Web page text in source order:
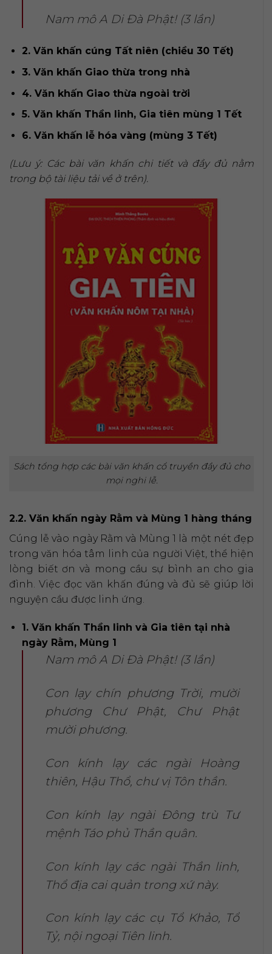
Nam mô A Di Đà Phật! (3 lần)
2. Văn khấn cúng Tất niên (chiều 30 Tết)
3. Văn khấn Giao thừa trong nhà
4. Văn khấn Giao thừa ngoài trời
5. Văn khấn Thần linh, Gia tiên mùng 1 Tết
6. Văn khấn lễ hóa vàng (mùng 3 Tết)
(Lưu ý: Các bài văn khấn chi tiết và đầy đủ nằm
trong bộ tài liệu tải về ở trên).
Sách tổng hợp các bài văn khấn cổ truyền đầy đủ cho
mọi nghi lễ.
2.2. Văn khấn ngày Rằm và Mùng 1 hàng tháng
Cúng lễ vào ngày Rằm và Mùng 1 là một nét đẹp
trong văn hóa tâm linh của người Việt, thể hiện
lòng biết ơn và mong cầu sự bình an cho gia
đình. Việc đọc văn khấn đúng và đủ sẽ giúp lời
nguyện cầu được linh ứng.
1. Văn khấn Thần linh và Gia tiên tại nhà
ngày Rằm, Mùng 1
Nam mô A Di Đà Phật! (3 lần)
Con lạy chín phương Trời, mười
phương Chư Phật, Chư Phật
mười phương.
Con kính lạy các ngài Hoàng
thiên, Hậu Thổ, chư vị Tôn thần.
Con kính lạy ngài Đông trù Tư
mệnh Táo phủ Thần quân.
Con kính lạy các ngài Thần linh,
Thổ địa cai quản trong xứ này.
Con kính lạy các cụ Tổ Khảo, Tổ
Tỷ, nội ngoại Tiên linh.